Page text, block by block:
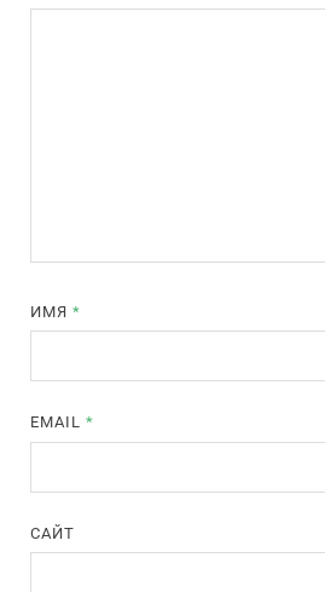
ИМЯ*
EMAIL*
САЙТ